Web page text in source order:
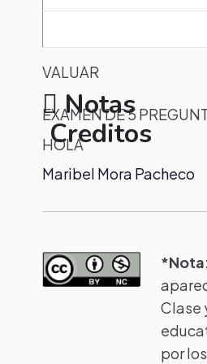
VALUAR
EXAMEN DE 5
Notas
HOLA
Creditos
Maribel Mora Pacheco
Clase
por